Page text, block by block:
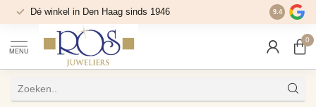
Dé winkel in Den Haag sinds 1946 9.4
MENU
0